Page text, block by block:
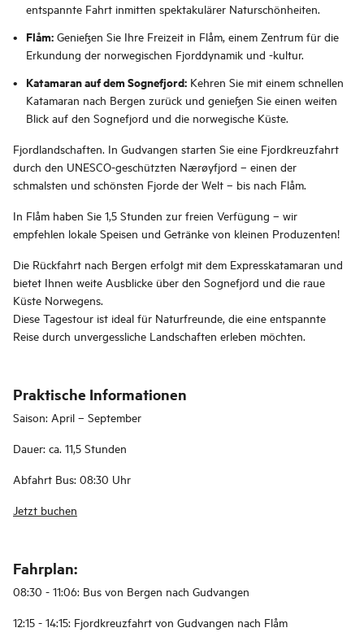
entspannte Fahrt inmitten spektakulärer Naturschönheiten.
Flåm: Genießen Sie Ihre Freizeit in Flåm, einem Zentrum für die
Erkundung der norwegischen Fjorddynamik und -kultur.
Katamaran auf dem Sognefjord: Kehren Sie mit einem schnellen
Katamaran nach Bergen zurück und genießen Sie einen weiten
Blick auf den Sognefjord und die norwegische Küste.
Fjordlandschaften. In Gudvangen starten Sie eine Fjordkreuzfahrt
durch den UNESCO-geschützten Nærøyfjord – einen der
schmalsten und schönsten Fjorde der Welt – bis nach Flåm.
In Flåm haben Sie 1,5 Stunden zur freien Verfügung – wir
empfehlen lokale Speisen und Getränke von kleinen Produzenten!
Die Rückfahrt nach Bergen erfolgt mit dem Expresskatamaran und
bietet Ihnen weite Ausblicke über den Sognefjord und die raue
Küste Norwegens.
Diese Tagestour ist ideal für Naturfreunde, die eine entspannte
Reise durch unvergessliche Landschaften erleben möchten.
Praktische Informationen
Saison: April – September
Dauer: ca. 11,5 Stunden
Abfahrt Bus: 08:30 Uhr
Jetzt buchen
Fahrplan:
08:30 - 11:06: Bus von Bergen nach Gudvangen
12:15 - 14:15: Fjordkreuzfahrt von Gudvangen nach Flåm